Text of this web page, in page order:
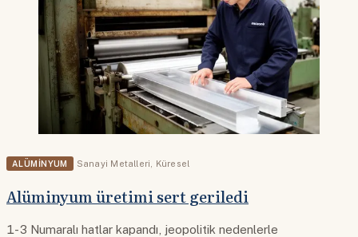
ALÜMINYUM Sanayi Metalleri Küresel
Alüminyum üretimi sert geriledi
1-3 Numaralı hatlar kapandı, jeopolitik nedenlerle